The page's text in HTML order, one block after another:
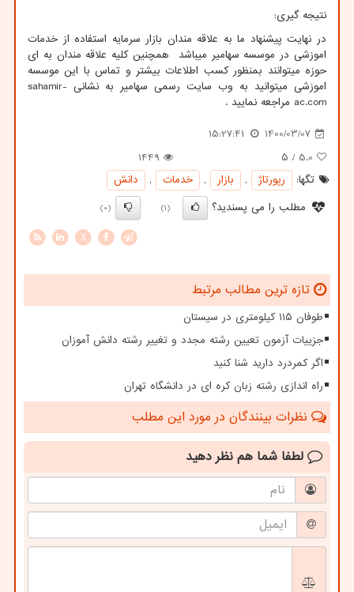
نتیجه گیری:
در نهایت پیشنهاد ما به علاقه مندان بازار سرمایه استفاده از خدمات
اموزشی در موسسه سهامیر میباشد همچنین کلیه علاقه مندان به ای
حوزه میتوانند بمنظور کسب اطلاعات بیشتر و تماس با این موسسه
اموزشی میتوانید به وب سایت رسمی سهامیر به نشانی sahamir-
ac.com مراجعه نمایید .
1400/03/07
15:27:41
5.0 / ۵
1449
تگها:
رپورتاژ , بازار , خدمات ,
دانش
مطلب را می پسندید؟
(1)
(0)
X
تازه ترین مطالب مرتبط
طوفان ۱۱۵ کیلومتری در سیستان
جزییات آزمون تعیین رشته مجدد و تغییر رشته دانش آموزان
اگر کمردرد دارید شنا کنید
راه اندازی رشته زبان کره ای در دانشگاه تهران
نظرات بینندگان در مورد این مطلب
لطفا شما هم نظر دهید